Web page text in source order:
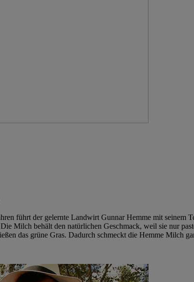
führt der gelernte Landwirt Gunnar Hemme mit seinem
Milch behält den natürlichen Geschmack, weil sie nur
das grüne Gras. Dadurch schmeckt die Hemme Milch